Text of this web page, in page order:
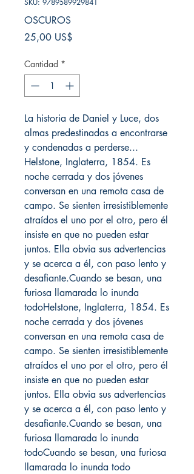
SKU: 9789589929841
OSCUROS
25,00 US$
Cantidad *
La historia de Daniel y Luce, dos
almas predestinadas a encontrarse
y condenadas a perderse...
Helstone, Inglaterra, 1854. Es
noche cerrada y dos jóvenes
conversan en una remota casa de
campo. Se sienten irresistiblemente
atraídos el uno por el otro, pero él
insiste en que no pueden estar
juntos. Ella obvia sus advertencias
y se acerca a él, con paso lento y
desafiante.Cuando se besan, una
furiosa llamarada lo inunda
todoHelstone, Inglaterra, 1854. Es
noche cerrada y dos jóvenes
conversan en una remota casa de
campo. Se sienten irresistiblemente
atraídos el uno por el otro, pero él
insiste en que no pueden estar
juntos. Ella obvia sus advertencias
y se acerca a él, con paso lento y
desafiante.Cuando se besan, una
furiosa llamarada lo inunda
todoCuando se besan, una furiosa
llamarada lo inunda todo